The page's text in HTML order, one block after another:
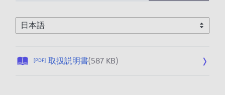
[PDF] 取扱説明書(587 KB)公